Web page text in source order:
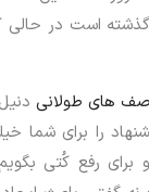
10 برابر گذشته است
های طولانی
را برای شما
رفع کُتی